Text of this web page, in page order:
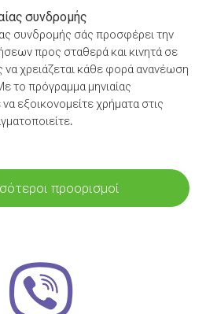
συνδρομής
συνδρομής σάς προσφέρει την
προς σταθερά και κινητά σε
να χρειάζεται κάθε φορά ανανέωση
το πρόγραμμα μηνιαίας
εξοικονομείτε χρήματα στις
προορισμοί